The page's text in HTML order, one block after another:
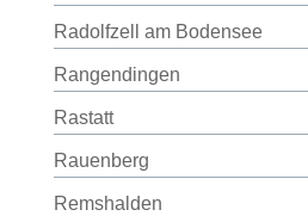
Radolfzell am Bodensee
Rangendingen
Rastatt
Rauenberg
Remshalden